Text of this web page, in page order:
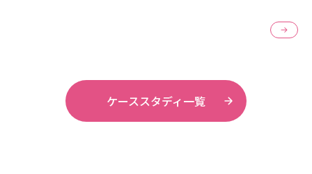
ケーススタディ一覧